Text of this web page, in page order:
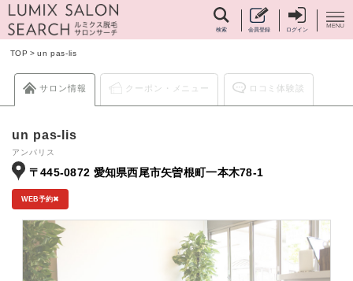
検索 会員登録 ログイン
TOP >un pas-lis
サロン情報 クーポン・メニュー ロコミ体験談
un pas-lis
アンパリス
〒445-0872 愛知県西尾市矢曽根町一本木78-1
WEB予約✖